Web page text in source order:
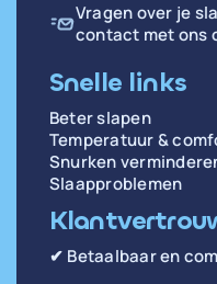
Vragen over je
contact met ons
Snelle links
Beter slapen
Temperatuur &
Snurken
Slaapproblemen
✔ Betaalbaar en